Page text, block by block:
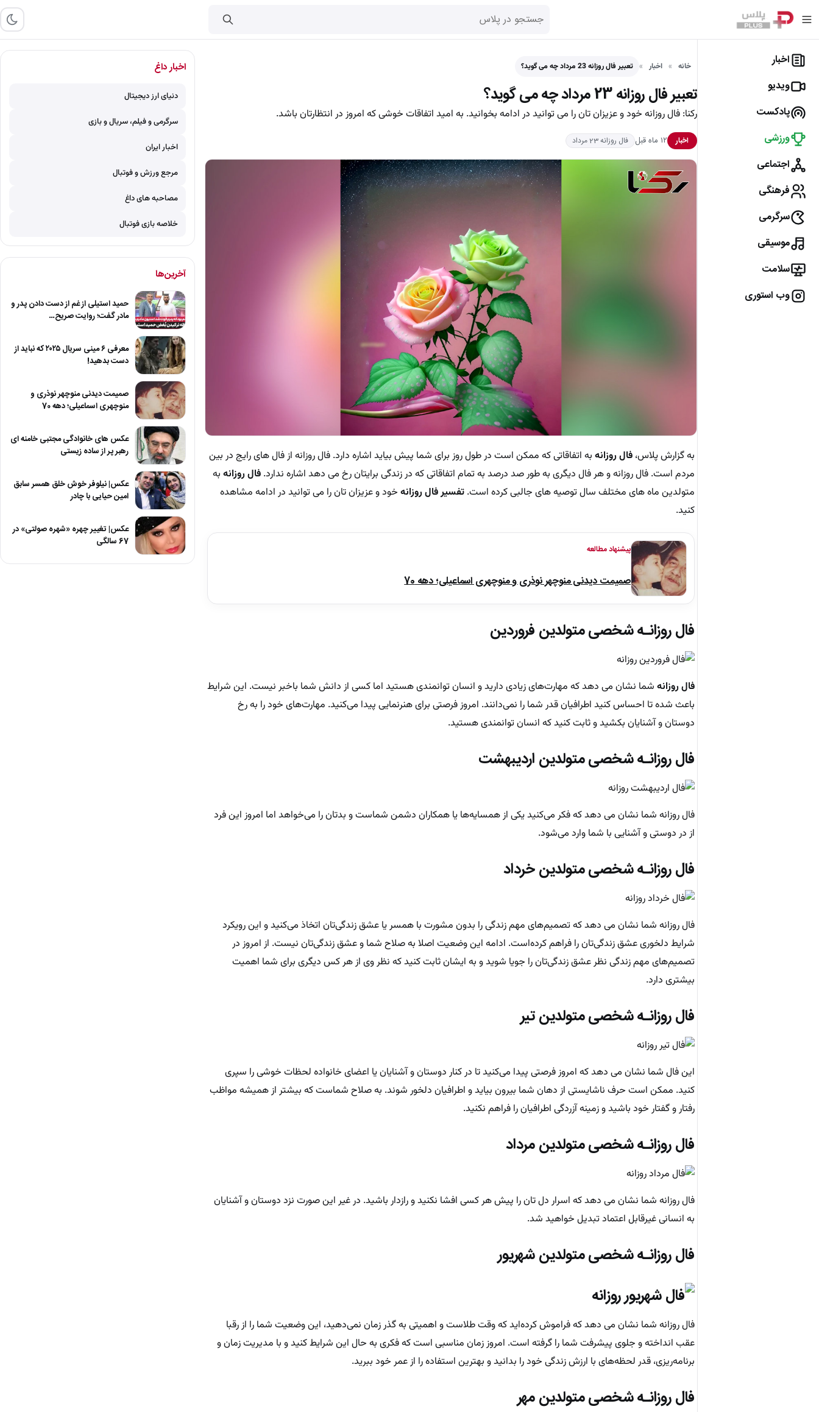
اخبار
ویدیو
پادکست
ورزشی
اجتماعی
فرهنگی
سرگرمی
موسیقی
سلامت
وب استوری
خانه اخبار تعبیر فال روزانه 23 مرداد چه می گوید؟
تعبیر فال روزانه 23 مرداد چه می گوید؟
رکنا: فال روزانه خود و عزیزان تان را می توانید در ادامه بخوانید. به امید اتفاقات خوشی که امروز در انتظارتان باشد.
اخبار ۱۲ ماه قبل فال روزانه 23 مرداد
به گزارش پلاس، فال روزانه به اتفاقاتی که ممکن است در طول روز برای شما پیش بیاید اشاره دارد. فال روزانه از فال های رایج در بین
مردم است. فال روزانه و هر فال دیگری به طور صد درصد به تمام اتفاقاتی که در زندگی برایتان رخ می دهد اشاره ندارد. فال روزانه به
متولدین ماه های مختلف سال توصیه های جالبی کرده است. تفسیر فال روزانه خود و عزیزان تان را می توانید در ادامه مشاهده
کنید.
پیشنهاد مطالعه
صمیمت دیدنی منوچهر نوذری و منوچهری اسماعیلی؛ دهه 70
فال روزانـه شخصی متولدین فروردین
فال روزانه شما نشان می دهد که مهارت‌های زیادی دارید و انسان توانمندی هستید اما کسی از دانش شما باخبر نیست. این شرایط
باعث شده تا احساس کنید اطرافیان قدر شما را نمی‌دانند. امروز فرصتی برای هنرنمایی پیدا می‌کنید. مهارت‌های خود را به رخ
دوستان و آشنایان بکشید و ثابت کنید که انسان توانمندی هستید.
فال روزانـه شخصی متولدین اردیبهشت
فال روزانه شما نشان می دهد که فکر می‌کنید یکی از همسایه‌ها یا همکاران دشمن شماست و بدتان را می‌خواهد اما امروز این فرد
از در دوستی و آشنایی با شما وارد می‌شود.
فال روزانـه شخصی متولدین خرداد
فال روزانه شما نشان می دهد که تصمیم‌‌های مهم زندگی را بدون مشورت با همسر یا عشق ‌زندگی‌تان اتخاذ می‌کنید و این رویکرد
شرایط دلخوری عشق ‌زندگی‌تان را فراهم کرده‌است. ادامه این وضعیت اصلا به صلاح شما و عشق ‌زندگی‌تان نیست. از امروز در
تصمیم‌های مهم زندگی نظر عشق‌ زندگی‌تان را جویا شوید و به ایشان ثابت کنید که نظر وی از هر کس دیگری برای شما اهمیت
بیشتری دارد.
فال روزانـه شخصی متولدین تیر
این فال شما نشان می دهد که امروز فرصتی پیدا می‌کنید تا در کنار دوستان و آشنایان یا اعضای خانواده لحظات خوشی را سپری
کنید. ممکن است حرف ناشایستی از دهان شما بیرون بیاید و اطرافیان دلخور شوند. به صلاح شماست که بیشتر از همیشه مواظب
رفتار و گفتار خود باشید و زمینه آزردگی اطرافیان را فراهم نکنید.
فال روزانـه شخصی متولدین مرداد
فال روزانه شما نشان می دهد که اسرار دل تان را پیش هر کسی افشا نکنید و رازدار باشید. در غیر این صورت نزد دوستان و آشنایان
به انسانی غیرقابل اعتماد تبدیل خواهید شد.
فال روزانـه شخصی متولدین شهریور
فال روزانه شما نشان می دهد که فراموش کرده‌اید که وقت طلاست و اهمیتی به گذر زمان نمی‌دهید، این وضعیت شما را از رقبا
عقب انداخته و جلوی پیشرفت شما را گرفته ‌است. امروز زمان مناسبی است که فکری به حال این شرایط کنید و با مدیریت‌ زمان و
برنامه‌ریزی، قدر لحظه‌های با ارزش زندگی خود را بدانید و بهترین استفاده را از عمر خود ببرید.
فال روزانـه شخصی متولدین مهر
اخبار داغ
دنیای ارز دیجیتال
سرگرمی و فیلم، سریال و بازی
اخبار ایران
مرجع ورزش و فوتبال
مصاحبه های داغ
خلاصه بازی فوتبال
آخرین‌ها
حمید استیلی از غم از دست دادن پدر و
مادر گفت؛ روایت صریح…
معرفی ۶ مینی سریال ۲۰۲۵ که نباید از
دست بدهید!
صمیمت دیدنی منوچهر نوذری و
منوچهری اسماعیلی؛ دهه 70
عکس های خانوادگی مجتبی خامنه ای
رهبر پر از ساده زیستی
عکس| نیلوفر خوش خلق همسر سابق
امین حیایی با چادر
عکس| تغییر چهره «شهره صولتی» در
67 سالگی